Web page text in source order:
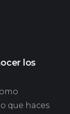
los
que haces